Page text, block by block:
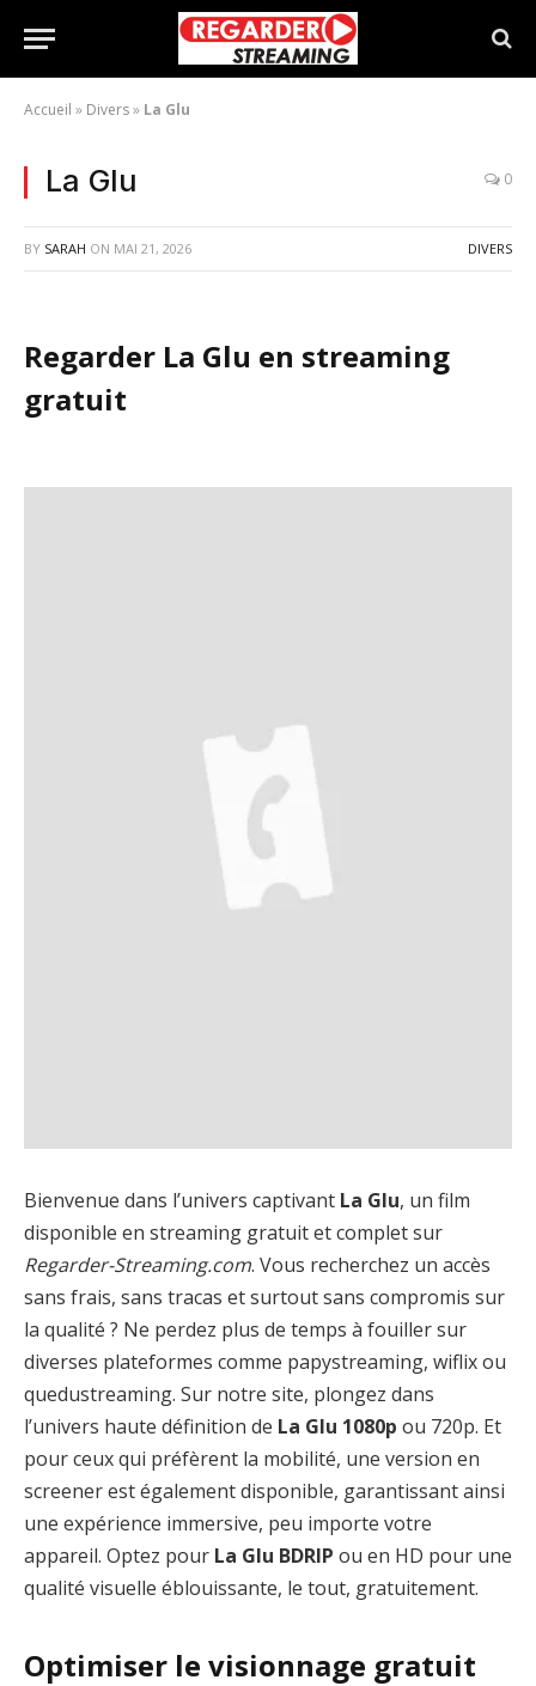
Accueil » Divers» La Glu
La Glu 0
BY SARAH ON MAI 21, 2026 DIVERS
Regarder La Glu en streaming
gratuit
Bienvenue dans l’univers captivant La Glu, un film
disponible en streaming gratuit et complet sur
Regarder-Streaming.com. Vous recherchez un accès
sans frais, sans tracas et surtout sans compromis sur
la qualité ? Ne perdez plus de temps à fouiller sur
diverses plateformes comme papystreaming, wiflix ou
quedustreaming. Sur notre site, plongez dans
l’univers haute définition de La Glu 1080p ou 720p. Et
pour ceux qui préfèrent la mobilité, une version en
screener est également disponible, garantissant ainsi
une expérience immersive, peu importe votre
appareil. Optez pour La Glu BDRIP ou en HD pour une
qualité visuelle éblouissante, le tout, gratuitement.
Optimiser le visionnage gratuit